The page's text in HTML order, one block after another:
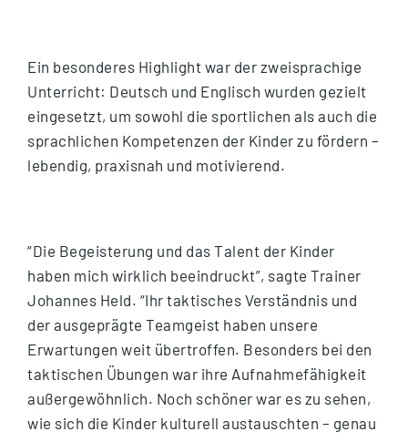
Ein besonderes Highlight war der zweisprachige
Unterricht: Deutsch und Englisch wurden gezielt
eingesetzt, um sowohl die sportlichen als auch die
sprachlichen Kompetenzen der Kinder zu fördern –
lebendig, praxisnah und motivierend.
“Die Begeisterung und das Talent der Kinder
haben mich wirklich beeindruckt”, sagte Trainer
Johannes Held. “Ihr taktisches Verständnis und
der ausgeprägte Teamgeist haben unsere
Erwartungen weit übertroffen. Besonders bei den
taktischen Übungen war ihre Aufnahmefähigkeit
außergewöhnlich. Noch schöner war es zu sehen,
wie sich die Kinder kulturell austauschten – genau